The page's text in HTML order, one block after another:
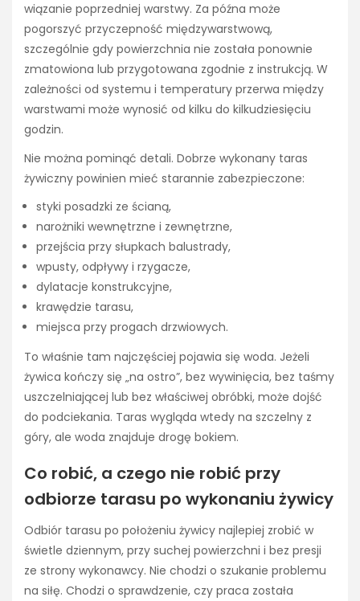
wiązanie poprzedniej warstwy. Za późna może
pogorszyć przyczepność międzywarstwową,
szczególnie gdy powierzchnia nie została ponownie
zmatowiona lub przygotowana zgodnie z instrukcją. W
zależności od systemu i temperatury przerwa między
warstwami może wynosić od kilku do kilkudziesięciu
godzin.
Nie można pominąć detali. Dobrze wykonany taras
żywiczny powinien mieć starannie zabezpieczone:
styki posadzki ze ścianą,
narożniki wewnętrzne i zewnętrzne,
przejścia przy słupkach balustrady,
wpusty, odpływy i rzygacze,
dylatacje konstrukcyjne,
krawędzie tarasu,
miejsca przy progach drzwiowych.
To właśnie tam najczęściej pojawia się woda. Jeżeli
żywica kończy się „na ostro”, bez wywinięcia, bez taśmy
uszczelniającej lub bez właściwej obróbki, może dojść
do podciekania. Taras wygląda wtedy na szczelny z
góry, ale woda znajduje drogę bokiem.
Co robić, a czego nie robić przy
odbiorze tarasu po wykonaniu żywicy
Odbiór tarasu po położeniu żywicy najlepiej zrobić w
świetle dziennym, przy suchej powierzchni i bez presji
ze strony wykonawcy. Nie chodzi o szukanie problemu
na siłę. Chodzi o sprawdzenie, czy praca została